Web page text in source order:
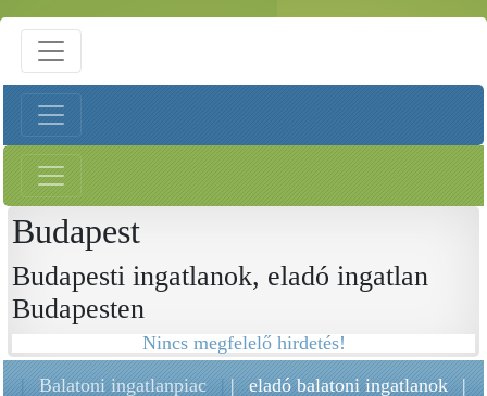
Budapest
Budapesti ingatlanok, eladó ingatlan
Budapesten
Nincs megfelelő hirdetés!
| Balatoni ingatlanpiac || eladó balatoni ingatlanok |